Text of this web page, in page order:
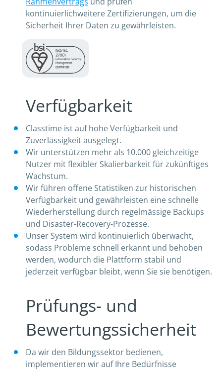
kontinuierlichweitere Zertifizierungen, um die
Sicherheit Ihrer Daten zu gewährleisten.
Verfügbarkeit
Classtime ist auf hohe Verfügbarkeit und
Zuverlässigkeit ausgelegt.
Wir unterstützen mehr als 10.000 gleichzeitige
Nutzer mit flexibler Skalierbarkeit für zukünftiges
Wachstum.
Wir führen offene Statistiken zur historischen
Verfügbarkeit und gewährleisten eine schnelle
Wiederherstellung durch regelmässige Backups
und Disaster-Recovery-Prozesse.
Unser System wird kontinuierlich überwacht,
sodass Probleme schnell erkannt und behoben
werden, wodurch die Plattform stabil und
jederzeit verfügbar bleibt, wenn Sie sie benötigen.
Prüfungs- und
Bewertungssicherheit
Da wir den Bildungssektor bedienen,
implementieren wir auf Ihre Bedürfnisse